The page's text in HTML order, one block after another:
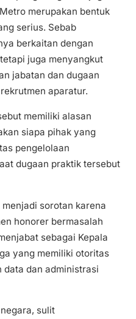
merupakan bentuk
serius. Sebab
berkaitan dengan
juga menyangkut
jabatan dan dugaan
aparatur.
memiliki alasan
siapa pihak yang
pengelolaan
dugaan praktik tersebut
sorotan karena
honorer bermasalah
sebagai Kepala
yang memiliki otoritas
data dan administrasi
sulit